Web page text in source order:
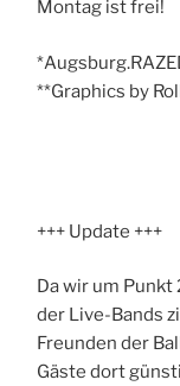
Montag ist frei!
**Graphics by
+++ Update +++
Da wir um
der Live-Bands
Freunden der
Gäste dort